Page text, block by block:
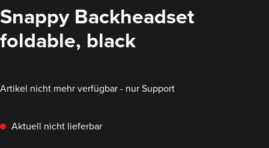
Snappy Backheadset
foldable, black
Artikel nicht mehr verfügbar - nur Support
Aktuell nicht lieferbar